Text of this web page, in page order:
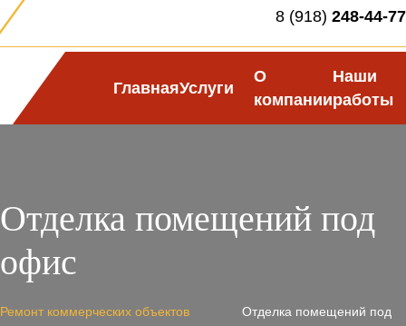
8 (918) 248-44-77
ГлавнаяУслуги
О
компании
Наши
работы
Отделка помещений под
офис
Ремонт коммерческих объектов
Отделка помещений под